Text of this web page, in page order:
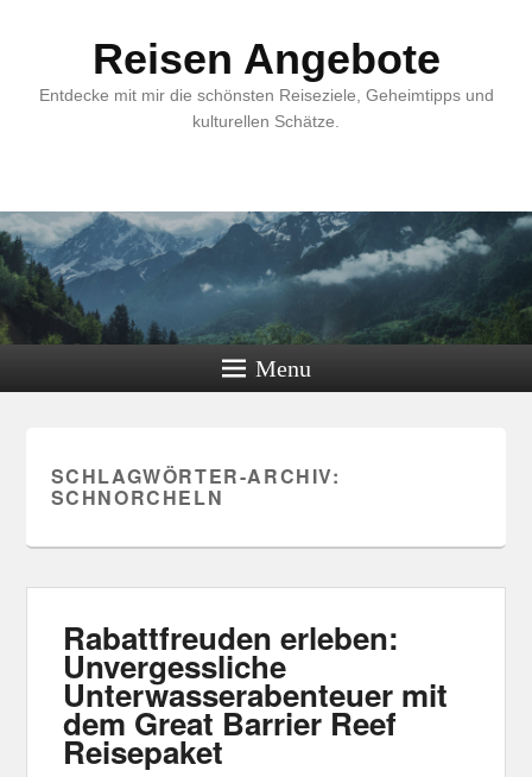
Reisen Angebote
Entdecke mit mir die schönsten Reiseziele, Geheimtipps und
kulturellen Schätze.
Menu
SCHLAGWÖRTER-ARCHIV:
SCHNORCHELN
Rabattfreuden erleben:
Unvergessliche
Unterwasserabenteuer mit
dem Great Barrier Reef
Reisepaket